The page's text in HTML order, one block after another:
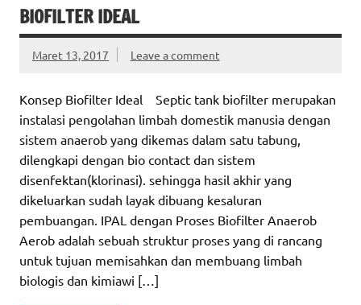
BIOFILTER IDEAL
Maret 13, 2017 Leave a comment
Konsep Biofilter Ideal Septic tank biofilter merupakan
instalasi pengolahan limbah domestik manusia dengan
sistem anaerob yang dikemas dalam satu tabung,
dilengkapi dengan bio contact dan sistem
disenfektan(klorinasi). sehingga hasil akhir yang
dikeluarkan sudah layak dibuang kesaluran
pembuangan. IPAL dengan Proses Biofilter Anaerob
Aerob adalah sebuah struktur proses yang di rancang
untuk tujuan memisahkan dan membuang limbah
biologis dan kimiawi […]